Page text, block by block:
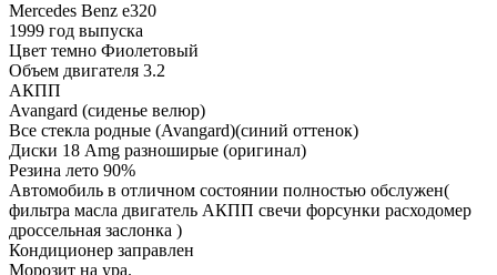
Mercedes Benz e320
1999 год выпуска
Цвет темно Фиолетовый
Объем двигателя 3.2
АКПП
Avangard (сиденье велюр)
Все стекла родные (Avangard)(синий оттенок)
Диски 18 Amg разноширые (оригинал)
Резина лето 90%
Автомобиль в отличном состоянии полностью обслужен(
фильтра масла двигатель АКПП свечи форсунки расходомер
дроссельная заслонка )
Кондиционер заправлен
Морозит на ура.